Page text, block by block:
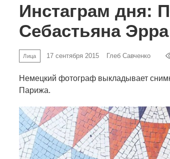
Инстаграм дня:
Себастьяна Эрра
Лица 17 сентября 2015 Глеб Савченко
Немецкий фотограф выкладывает
Парижа.